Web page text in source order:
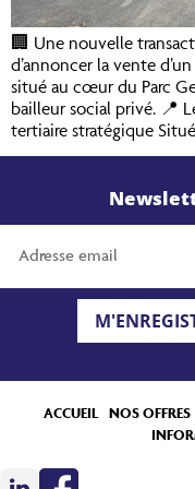
🏢 Une nouvelle
d’annoncer la vente
situé au cœur du Parc
bailleur social privé. 📍
tertiaire stratégique
ACCUEIL NOS OFFRES